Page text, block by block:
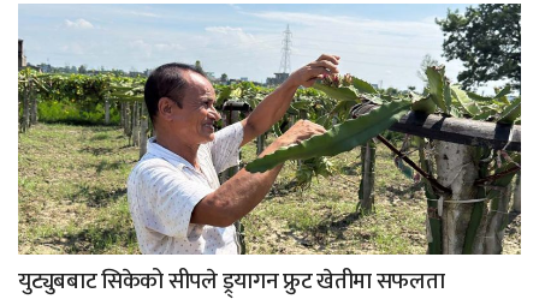
युट्युबबाट सिकेको सीपले ड्र्यागन फ्रुट खेतीमा सफलता